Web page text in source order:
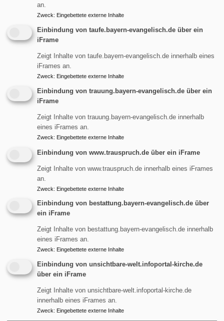
Matomo
Diese Website nutzt zur statistischen Nutzungsauswertung
ein Plugin der Open-Source-Webanalytik-Plattform
unseren eigenen Servern betrieben wird. Wir verwenden
dabei eine Version, bei der keine Tracking-Cookies gesetzt
werden. So können ohne personenbeziehbares Tracking
und ohne die Weitergabe von Tracking-Informationen an
Website noch verbessert werden kann. Die Nutzung des
Matomo-Plugins erfolgt auf Grundlage von Art. 6 Abs. 1 lit. f
Interesse an der Analyse des Nutzerverhaltens, um sowohl
sein Webangebot zu optimieren. Matomo kann ein
Session-Cookie ('MATOMO_SESSID') und ein Cookie
('matomo_ignore') setzen, um Ihre Entscheidung für das
Opt-Out zu speichern.
IP Anonymisierung
Wir haben auf dieser Website für Matomo die Funktion IP-
Personenbezug ausgeschlossen kann, werden IP-
gekürzt weiterverarbeitet. Die im Rahmen von Matomo von
Ihrem Browser übermittelte IP-Adresse wird nicht mit
anderen Daten zusammengeführt. Es erfolgt keine
an.
Zweck: Eingebettete externe Inhalte
Einbindung von taufe.bayern-evangelisch.de über ein
iFrame
Zeigt Inhalte von taufe.bayern-evangelisch.de innerhalb eines
iFrames an.
Zweck: Eingebettete externe Inhalte
Einbindung von trauung.bayern-evangelisch.de über ein
iFrame
Zeigt Inhalte von trauung.bayern-evangelisch.de innerhalb
eines iFrames an.
Zweck: Eingebettete externe Inhalte
Einbindung von www.trauspruch.de über ein iFrame
Zeigt Inhalte von www.trauspruch.de innerhalb eines iFrames
an.
Zweck: Eingebettete externe Inhalte
Einbindung von bestattung.bayern-evangelisch.de über
ein iFrame
Zeigt Inhalte von bestattung.bayern-evangelisch.de innerhalb
eines iFrames an.
Zweck: Eingebettete externe Inhalte
Einbindung von unsichtbare-welt.infoportal-kirche.de
über ein iFrame
Zeigt Inhalte von unsichtbare-welt.infoportal-kirche.de
innerhalb eines iFrames an.
Zweck: Eingebettete externe Inhalte